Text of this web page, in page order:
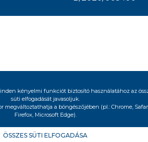
kényelmi funkciót biztosító használatához az
süti elfogadását javasoljuk.
megváltoztathatja a böngészőjében (pl.: Chrome,
Firefox, Microsoft Edge).
ÖSSZES SÜTI ELFOGADÁSA